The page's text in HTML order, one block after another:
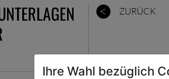
ZURÜCK
Ihre Wahl bezüglich